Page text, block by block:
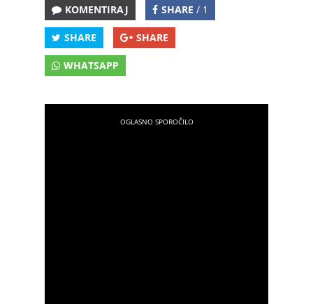
KOMENTIRAJ SHARE / 1
SHARE SHARE
WHATSAPP